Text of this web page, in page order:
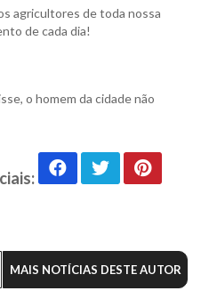
agricultores de toda nossa
de cada dia!
o homem da cidade não
MAIS NOTÍCIAS DESTE AUTOR